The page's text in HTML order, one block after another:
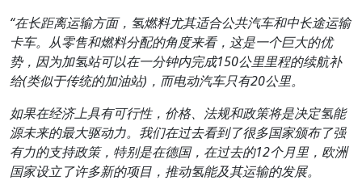
“在长距离运输方面，氢燃料尤其适合公共汽车和中长途运输
卡车。从零售和燃料分配的角度来看，这是一个巨大的优
势，因为加氢站可以在一分钟内完成150公里里程的续航补
给(类似于传统的加油站) ，而电动汽车只有20公里。
如果在经济上具有可行性，价格、法规和政策将是决定氢能
源未来的最大驱动力。我们在过去看到了很多国家颁布了强
有力的支持政策，特别是在德国，在过去的12个月里，欧洲
国家设立了许多新的项目，推动氢能及其运输的发展。